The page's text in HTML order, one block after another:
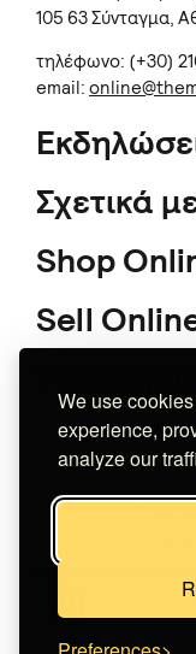
We use
experience,
analyze our
105 63 Σύνταγμα,
τηλέφωνο: (+30)
email:
Σχετικά
Shop
Sell